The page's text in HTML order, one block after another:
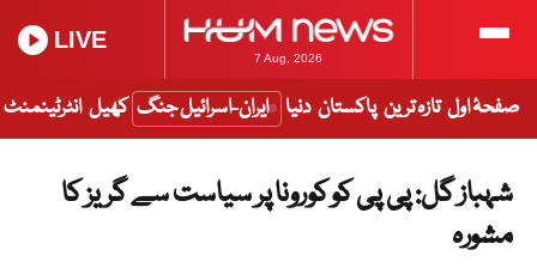
7 Aug, 2026
LIVE
صفحۂ اول تازہ ترین پاکستان دنیا ایران-اسرائیل جنگ کھیل انٹرٹینمنٹ
شہباز گل: پی پی کو کورونا پر سیاست سے گریز کا
مشورہ